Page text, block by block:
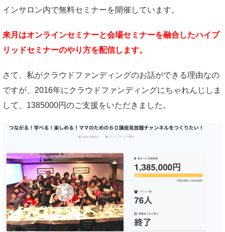
インサロン内で無料セミナーを開催しています。
来月はオンラインセミナーと会場セミナーを融合したハイブ
リッドセミナーのやり方を配信します。
さて、私がクラウドファンディングのお話ができる理由なの
ですが、2016年にクラウドファンディングにちゃれんじしま
して、1385000円のご支援をいただきました。